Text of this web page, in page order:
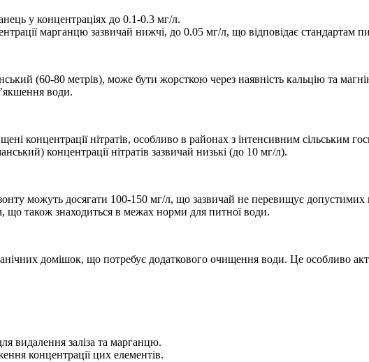
у концентраціях до 0.1-0.3 мг/л.
марганцю зазвичай нижчі, до 0.05 мг/л, що відповідає стандартам
(60-80 метрів), може бути жорсткою через наявність кальцію та
води.
концентрації нітратів, особливо в районах з інтенсивним сільським
концентрації нітратів зазвичай низькі (до 10 мг/л).
можуть досягати 100-150 мг/л, що зазвичай не перевищує допустимих
що також знаходиться в межах норми для питної води.
домішок, що потребує додаткового очищення води. Це особливо
видалення заліза та марганцю.
концентрації цих елементів.